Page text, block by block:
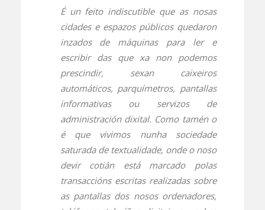
É un feito indiscutible que as nosas
cidades e espazos públicos quedaron
inzados de máquinas para ler e
escribir das que xa non podemos
prescindir, sexan caixeiros
automáticos, parquímetros, pantallas
informativas ou servizos de
administración dixital. Como tamén o
é que vivimos nunha sociedade
saturada de textualidade, onde o noso
devir cotián está marcado polas
transaccións escritas realizadas sobre
as pantallas dos nosos ordenadores,